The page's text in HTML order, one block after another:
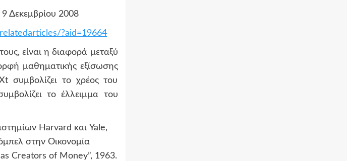
Δεκεμβρίου 2008
?aid=19664
είναι η διαφορά μεταξύ
μαθηματικής εξίσωσης
συμβολίζει το χρέος του
το έλλειμμα του
Harvard και Yale,
στην Οικονομία
Creators of Money”, 1963.